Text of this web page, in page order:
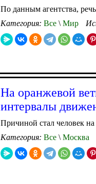
По данным агентства,
Категория: Все \ Мир
На оранжевой
интервалы
Причиной стал человек на
Категория: Все \ Москва